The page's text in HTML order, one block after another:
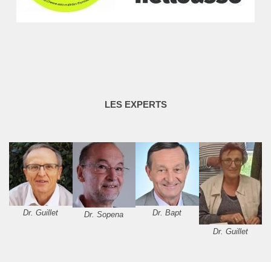
LES EXPERTS
Dr. Guillet Dr. Sopena Dr. Bapt
Dr. Guillet